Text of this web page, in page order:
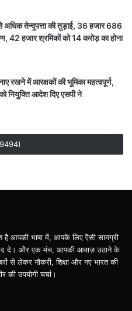
अधिक तेन्दूपत्ता की तुड़ाई, 36 हजार 686
42 हजार श्रमिकों को 14 करोड़ का होना
रखने में आरक्षकों की भूमिका महत्वपूर्ण,
नियुक्ति आदेश दिए एसपी ने
आपकी भाषा में, आपके लिए ऎसी सामग्री
दे। और एक मंच, आपकी आवाज़ उठाने के
से लेकर नौकरी, शिक्षा और नए भारत की
की उपयोगी चर्चा।